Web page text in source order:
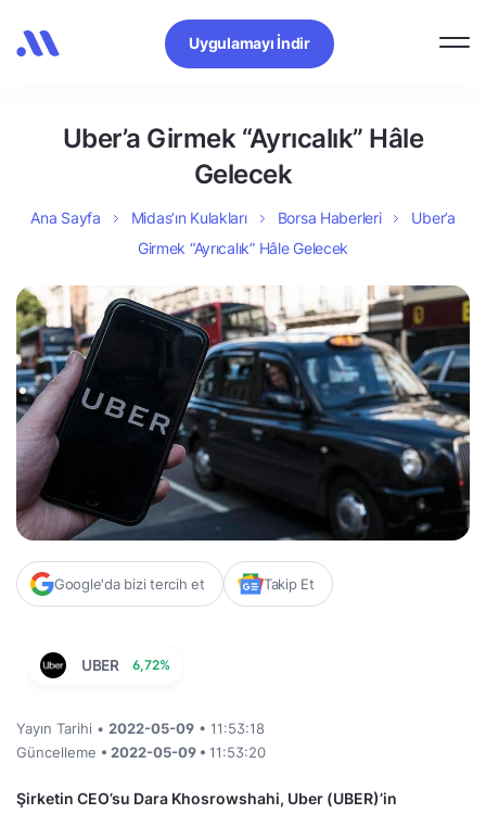
Uygulamayı İndir
Uber’a Girmek “Ayrıcalık” Hâle
Gelecek
Ana Sayfa Midas’ın Kulakları Borsa Haberleri
Uber’a
Girmek “Ayrıcalık” Hâle Gelecek
Google'da bizi tercih et Takip Et
UBER 6,72%
Yayın Tarihi • 2022-05-09 • 11:53:18
Güncelleme • 2022-05-09 • 11:53:20
Şirketin CEO’su Dara Khosrowshahi, Uber (UBER)’in